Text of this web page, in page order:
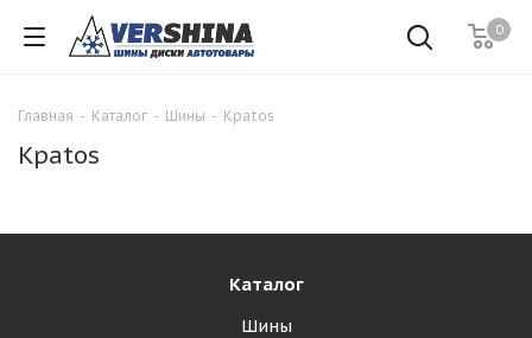
0
Главная - Каталог - Шины - Kpatos
Kpatos
Каталог
Шины